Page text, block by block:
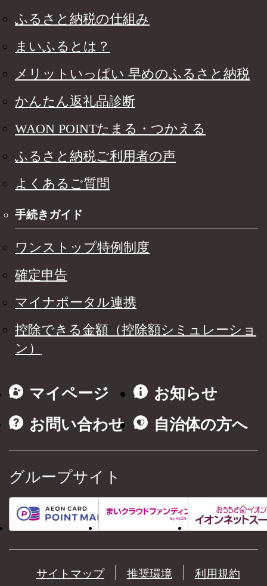
ふるさと納税の仕組み
まいふるとは？
メリットいっぱい 早めのふるさと納税
かんたん返礼品診断
WAON POINTたまる・つかえる
ふるさと納税ご利用者の声
よくあるご質問
手続きガイド
ワンストップ特例制度
確定申告
マイナポータル連携
控除できる金額（控除額シミュレーショ
ン）
マイページ
お知らせ
お問い合わせ
自治体の方へ
グループサイト
サイトマップ 推奨環境 利用規約